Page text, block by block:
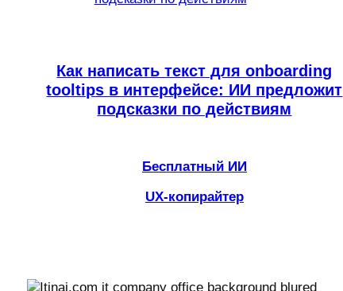
Как написать текст для onboarding
tooltips в интерфейсе: ИИ предложит
подсказки по действиям
Бесплатный ИИ
UX-копирайтер